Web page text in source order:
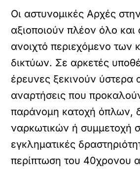
Οι αστυνομικές Αρχές
αξιοποιούν πλέον όλο και
ανοιχτό περιεχόμενο των
δικτύων. Σε αρκετές
έρευνες ξεκινούν ύστερα
αναρτήσεις που
παράνομη κατοχή όπλων,
ναρκωτικών ή συμμετοχή
εγκληματικές
περίπτωση του 40χρονου